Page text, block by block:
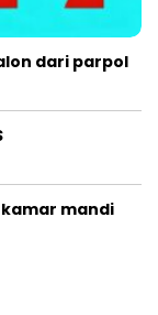
dari parpol
mandi